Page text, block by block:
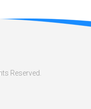
Reserved.